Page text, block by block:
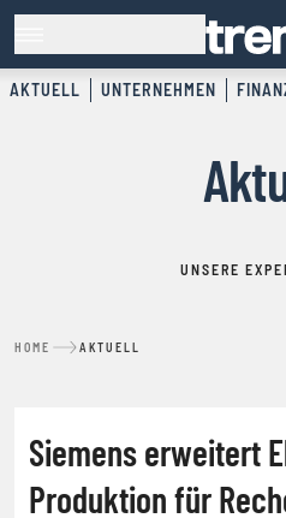
AKTUELL UNTERNEHMEN
UNSERE
HOME AKTUELL
NACHRICHTENFEED
Siemens erweitert
Produktion für